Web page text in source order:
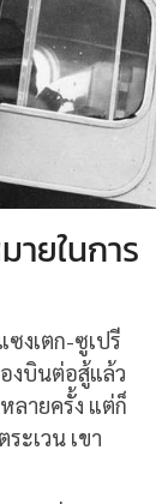
ายในการ
งเตก-ซูเปรี
งบินต่อสู้แล้ว
ลายครั้ง แต่ก็
ะเวน เขา